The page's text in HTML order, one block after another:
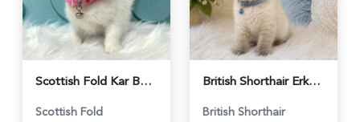
Scottish Fold Kar Beyazı Dişi 2 Aylık - 2980
Scottish Fold
British Shorthair Erkek Bluepoint 2 Aylık - 4448
British Shorthair